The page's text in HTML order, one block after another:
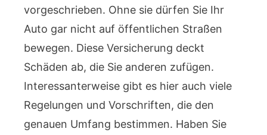
vorgeschrieben. Ohne sie dürfen Sie Ihr
Auto gar nicht auf öffentlichen Straßen
bewegen. Diese Versicherung deckt
Schäden ab, die Sie anderen zufügen.
Interessanterweise gibt es hier auch viele
Regelungen und Vorschriften, die den
genauen Umfang bestimmen. Haben Sie